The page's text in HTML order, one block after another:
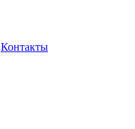
Контакты